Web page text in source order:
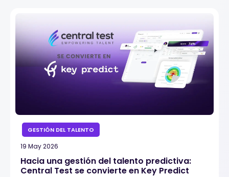
GESTIÓN DEL TALENTO
19 May 2026
Hacia una gestión del talento predictiva:
Central Test se convierte en Key Predict